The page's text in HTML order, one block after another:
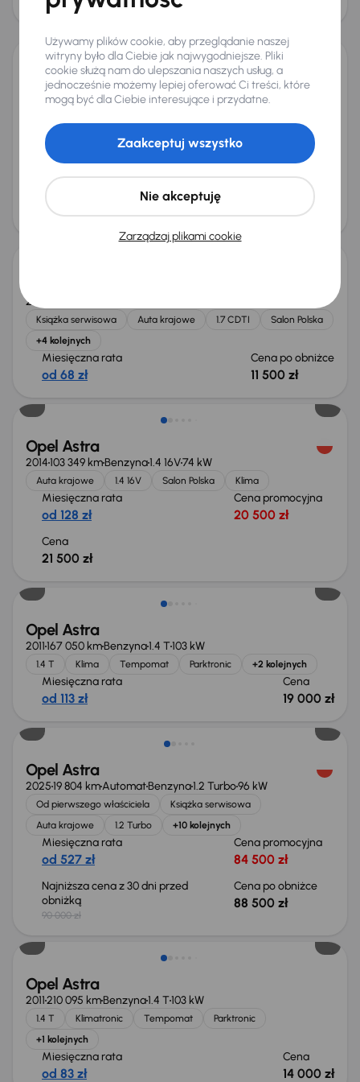
25 000 zł
Opel Astra
201951 902 kmBenzyna1.2 Turbo 81 kW
Salon Polska
+4 kolejnych
Miesięczna rata Cena promocyjna
40 000 zł
2014
Książka serwisowa Auta krajowe 1.7 CDTI
Salon Polska
+4 kolejnych
Miesięczna rata
od 68 zł
Cena po obniżce
11 500 zł
Opel Astra
2014103 349 kmBenzyna1.4 16V74 kW
Auta krajowe 1.4 16V Salon Polska Klima
Miesięczna rata
od 128 zł
Cena promocyjna
20 500 zł
Cena
21 500 zł
Opel Astra
2011167 050 kmBenzyna1.4 T103 kW
1.4 T Klima Tempomat Parktronic +2 kolejnych
Miesięczna rata
od 113 zł
Cena
19 000 zł
Taniej o 1 500 zł
Opel Astra
202519 804 kmAutomatBenzyna1.2 Turbo96 kW
Od pierwszego właściciela
Książka serwisowa
Auta krajowe
1.2 Turbo +10 kolejnych
Miesięczna rata
od 527 zł
Cena promocyjna
84 500 zł
Najniższa cena z 30 dni przed
obniżką
90 000 zł
Cena po obniżce
88 500 zł
Świeżo skupione
Opel Astra
2011210 095 kmBenzyna1.4 T103 kW
1.4 T Klimatronic Tempomat
Parktronic
+1 kolejnych
Miesięczna rata
od 83 zł
Cena
14 000 zł
Używamy plików cookie, aby przeglądanie naszej
witryny było dla Ciebie jak najwygodniejsze. Pliki
cookie służą nam do ulepszania naszych usług, a
jednocześnie możemy lepiej oferować Ci treści, które
mogą być dla Ciebie interesujące i przydatne.
Zarządzaj plikami cookie
Nie akceptuję
Zaakceptuj wszystko